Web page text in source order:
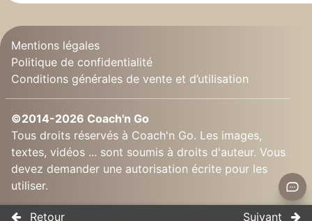
Mentions légales
Politique de confidentialité
Conditions générales de vente et d’utilisation
©2014-2026 Coach'n Go
Tous droits réservés à Coach'n Go. Les images,
textes, vidéos ... sont soumis à droits d'auteur. Vous
devez demander une autorisation écrite pour les
utiliser.